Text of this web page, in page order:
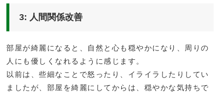
3: 人間関係改善
部屋が綺麗になると、自然と心も穏やかになり、周りの
人にも優しくなれるように感じます。
以前は、些細なことで怒ったり、イライラしたりしてい
ましたが、部屋を綺麗にしてからは、穏やかな気持ちで